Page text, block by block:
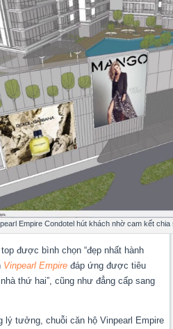
Empire Condotel hút khách nhờ cam kết
được bình chọn “đẹp nhất hành
Vinpearl Empire đáp ứng được tiêu
thứ hai”, cũng như đẳng cấp sang
lý tưởng, chuỗi căn hộ Vinpearl Empire